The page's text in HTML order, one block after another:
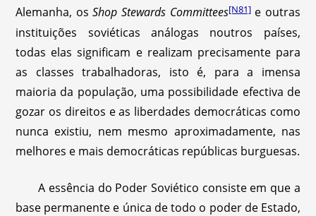
Alemanha, osShop Stewards Committees[N81]e outras
instituições soviéticas análogas noutros países,
todas elas significam e realizam precisamente para
as classes trabalhadoras, isto é, para a imensa
maioria da população, uma possibilidade efectiva de
gozar os direitos e as liberdades democráticas como
nunca existiu, nem mesmo aproximadamente, nas
melhores e mais democráticas repúblicas burguesas.
A essência do Poder Soviético consiste em que a
base permanente e única de todo o poder de Estado,